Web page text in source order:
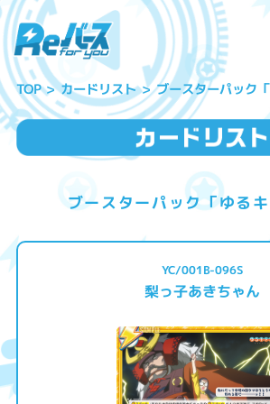
TOP カードリスト ブースターパック
ブースターパック「ゆる
YC/001B-096S
梨っ子あきちゃん